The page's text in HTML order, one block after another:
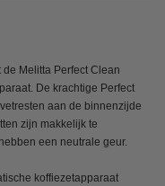
Melitta Perfect Clean
De krachtige Perfect
aan de binnenzijde
zijn makkelijk te
een neutrale geur.
koffiezetapparaat